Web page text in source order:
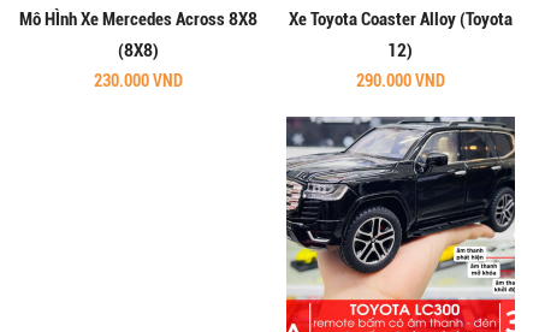
Mô HÌnh Xe Mercedes Across 8X8
(8X8)
230.000 VND
Xe Toyota Coaster Alloy (Toyota
12)
290.000 VND